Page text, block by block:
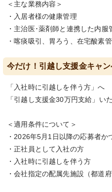
＜主な業務内容＞
・入居者様の健康管理
・主治医･薬剤師と連携した内服
・喀痰吸引、胃ろう、在宅酸素
今だけ！引越し支援金キャン
「入社時に引越しを伴う方」へ
「引越し支援金30万円支給」い
＜適用条件について＞
・2026年5月1日以降の応募者
・正社員として入社の方
・入社時に引越しを伴う方
・会社指定の配属先施設（都道